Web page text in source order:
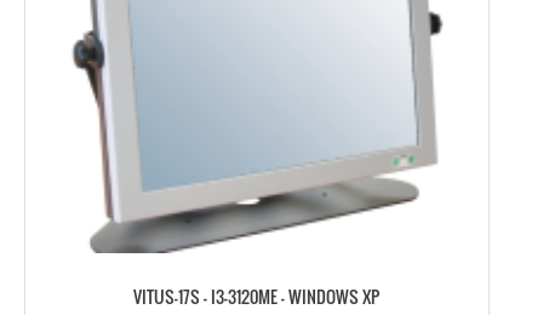
VITUS-17S – I3-3120ME – WINDOWS XP